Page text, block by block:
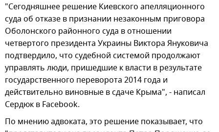
"Сегодняшнее решение Киевского апелляционного
суда об отказе в признании незаконным приговора
Оболонского районного суда в отношении
четвертого президента Украины Виктора Януковича
подтвердило, что судебной системой продолжают
управлять люди, пришедшие к власти в результате
государственного переворота 2014 года и
действительно виновные в сдаче Крыма", - написал
Сердюк в Facebook.
По мнению адвоката, это решение показывает, что